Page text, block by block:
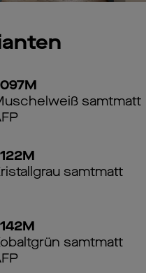
samtmatt
samtmatt
samtmatt